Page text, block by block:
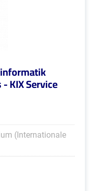
KIX Service
(Internationale